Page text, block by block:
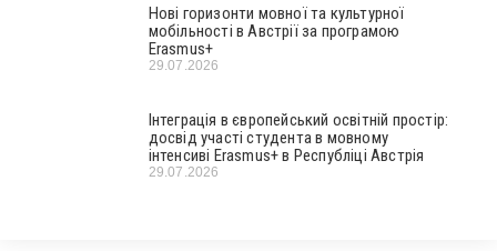
Нові горизонти мовної та культурної
мобільності в Австрії за програмою
Erasmus+
29.07.2026
Інтеграція в європейський освітній простір:
досвід участі студента в мовному
інтенсиві Erasmus+ в Республіці Австрія
29.07.2026